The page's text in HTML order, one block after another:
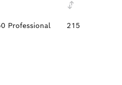
Professional 215